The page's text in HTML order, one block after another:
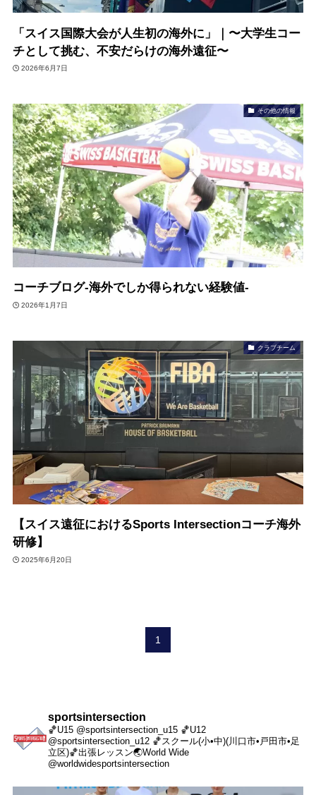
「スイス国際大会が人生初の海外に」｜〜大学生コー
チとして挑む、不安だらけの海外遠征〜
2026年6月7日
その他の情報
コーチブログ-海外でしか得られない経験値-
2026年1月7日
クラブチーム
【スイス遠征におけるSports Intersectionコーチ海外
研修】
2025年6月20日
1
sportsintersection
🏀U15 @sportsintersection_u15 🏀U12
@sportsintersection_u12 🏀スクール(小•中)(川口市•戸田市•足
立区)🏀出張レッスン🌏World Wide
@worldwidesportsintersection